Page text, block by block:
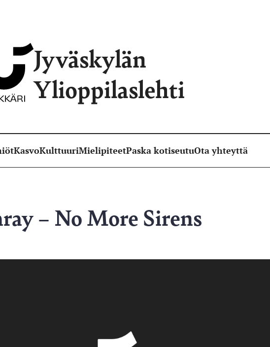
Jyväskylän
Ylioppilaslehti
KasvoKulttuuriMielipiteetPaska kotiseutuOta yhteyttä
– No More Sirens